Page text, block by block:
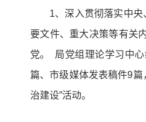
1、深入贯彻落实中
要文件、重大决策等有关
党。 局党组理论学习中
篇、市级媒体发表稿件9
治建设”活动。